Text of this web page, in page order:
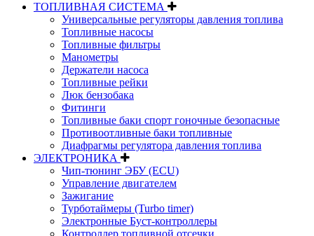
ТОПЛИВНАЯ СИСТЕМА
Универсальные регуляторы давления топлива
Топливные насосы
Топливные фильтры
Манометры
Держатели насоса
Топливные рейки
Люк бензобака
Фитинги
Топливные баки спорт гоночные безопасные
Противоотливные баки топливные
Диафрагмы регулятора давления топлива
ЭЛЕКТРОНИКА
Чип-тюнинг ЭБУ (ECU)
Управление двигателем
Зажигание
Турботаймеры (Turbo timer)
Электронные Буст-контроллеры
Контроллер топливной отсечки